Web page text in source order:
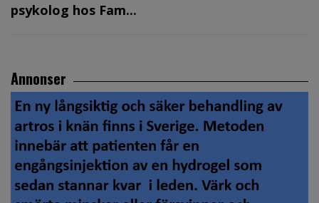
psykolog hos Fam...
Annonser